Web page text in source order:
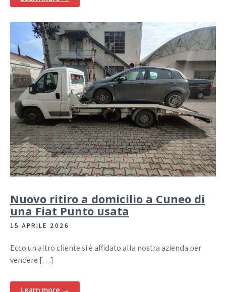
Nuovo ritiro a domicilio a Cuneo di
una Fiat Punto usata
15 APRILE 2026
Ecco un altro cliente si è affidato alla nostra azienda per
vendere […]